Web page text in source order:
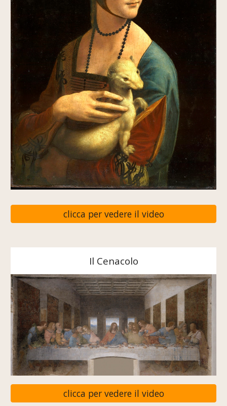
clicca per vedere il video
Il Cenacolo
clicca per vedere il video